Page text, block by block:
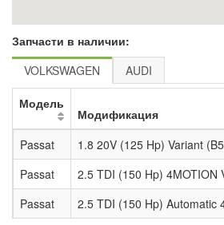
Запчасти в наличии:
VOLKSWAGEN
AUDI
Модель
Модификация
Passat
1.8 20V (125 Hp) Variant
Passat
2.5 TDI (150 Hp) 4MOTION
Passat
2.5 TDI (150 Hp) Automatic